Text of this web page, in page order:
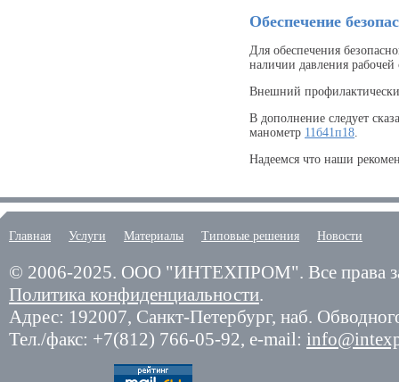
Обеспечение
Для обеспечения
наличии давления
Внешний
В дополнение следует
манометр 11б41п18.
Надеемся что наши
Главная Услуги Материалы Типовые решения Новости
© 2006-2025. ООО "ИНТЕХПРОМ". Все права
Политика конфиденциальности.
Адрес: 192007, Санкт-Петербург, наб.
Тел./факс: +7(812) 766-05-92, e-mail: